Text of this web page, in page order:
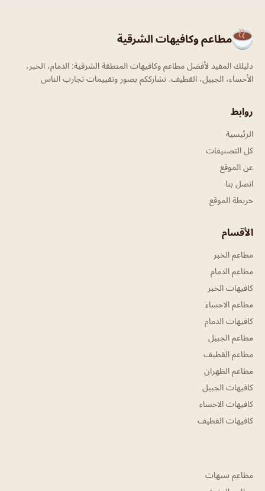
مطاعم وكافيهات الشرقية
دليلك المفيد لأفضل مطاعم وكافيهات المنطقة الشرقية: الدمام، الخبر،
الأحساء، الجبيل، القطيف. نشارككم بصور وتقييمات تجارب الناس
روابط
الرئيسية
كل التصنيفات
عن الموقع
اتصل بنا
خريطة الموقع
الأقسام
مطاعم الخبر
مطاعم الدمام
كافيهات الخبر
مطاعم الاحساء
كافيهات الدمام
مطاعم الجبيل
مطاعم القطيف
مطاعم الظهران
كافيهات الجبيل
كافيهات الاحساء
كافيهات القطيف
مطاعم سيهات